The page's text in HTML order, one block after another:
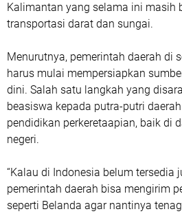
Kalimantan yang selama ini masih
transportasi darat dan sungai.
Menurutnya, pemerintah daerah di
harus mulai mempersiapkan
dini. Salah satu langkah yang
beasiswa kepada putra-putri
pendidikan perkeretaapian, baik di
negeri.
“Kalau di Indonesia belum tersedia
pemerintah daerah bisa mengirim
seperti Belanda agar nantinya